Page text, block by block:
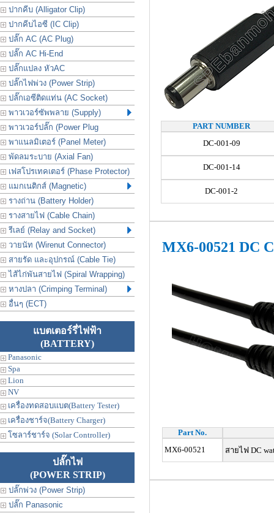
ปากคีบ (Alligator Clip)
ปากคีบไอซี (IC Clip)
ปลั๊ก AC (AC Plug)
ปลั๊ก AC Hi-End
ปลั๊กแปลง หัวAC
ปลั๊กไฟพ่วง (Power Strip)
ปลั๊กเอซีติดแท่น (AC Socket)
พาวเวอร์ซัพพลาย (Supply)
พาวเวอร์ปลั๊ก (Power Plug
พาแนลมิเตอร์ (Panel Meter)
พัดลมระบาย (Axial Fan)
เฟสโปรเทคเตอร์ (Phase Protector)
แมกเนติกส์ (Magnetic)
รางถ่าน (Battery Holder)
รางสายไฟ (Cable Chain)
รีเลย์ (Relay and Socket)
วายนัท (Wirenut Connector)
สายรัด และอุปกรณ์ (Cable Tie)
ไส้ไก่พันสายไฟ (Spiral Wrapping)
หางปลา (Crimping Terminal)
อื่นๆ (ECT)
แบตเตอร์รี่ไฟฟ้า
(BATTERY)
Panasonic
Spa
Lion
NV
เครื่องทดสอบแบต(Battery Tester)
เครื่องชาร์จ(Battery Charger)
โซลาร์ชาร์จ (Solar Controller)
ปลั๊กไฟ
(POWER STRIP)
ปลั๊กพ่วง (Power Strip)
ปลั๊ก Panasonic
PART NUMBER
DC-001-09
DC-001-14
DC-001-2
MX6-00521 DC
Part No.
MX6-00521
สายไฟ DC